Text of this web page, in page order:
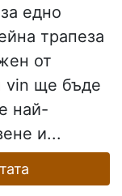
едно
трапеза
от
vin ще бъде
най-
и...